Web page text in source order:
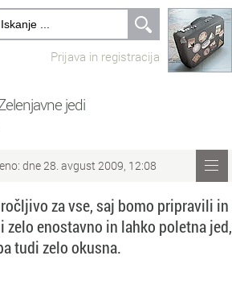
Prijava in registracija
jedi
dne 28. avgust 2009, 12:08
za vse, saj bomo pripravili in
zelo enostavno in lahko poletna jed,
tudi zelo okusna.